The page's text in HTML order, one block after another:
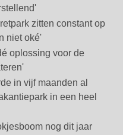
zitten constant op
niet oké'
oplossing voor de
in vijf maanden al
in een heel
nog dit jaar